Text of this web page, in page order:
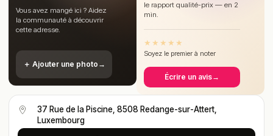
Vous avez mangé ici ? Aidez
la communauté à découvrir
cette adresse.
＋ Ajouter une photo →
le rapport qualité-prix — en 2
min.
★ ★ ★ ★ ★
Soyez le premier à noter
Écrire un avis→
37 Rue de la Piscine, 8508 Redange-sur-Attert,
Luxembourg